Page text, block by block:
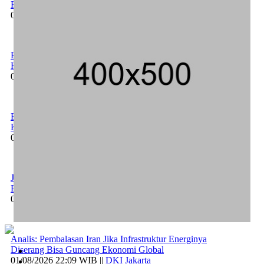
Rugi Rp 206 Juta
06/08/2026 12:28 WIB ||
Peluncuran Buku dan Simposium Nasional Nusantara Centre
Hasilkan Maklumat Merdeka Barat
04/08/2026 22:54 WIB ||Makro/Mikro
Eksepsinya Diterima Hakim, Dokter Tifa Praperadilankan
Kejaksaan
04/08/2026 18:37 WIB ||
Jenderal Dudung Pimpin Peluncuran Buku dan Diskusi UU
Perekonomian Nasional
03/08/2026 18:31 WIB ||
Analis: Pembalasan Iran Jika Infrastruktur Energinya
Diserang Bisa Guncang Ekonomi Global
01/08/2026 22:09 WIB || DKI Jakarta